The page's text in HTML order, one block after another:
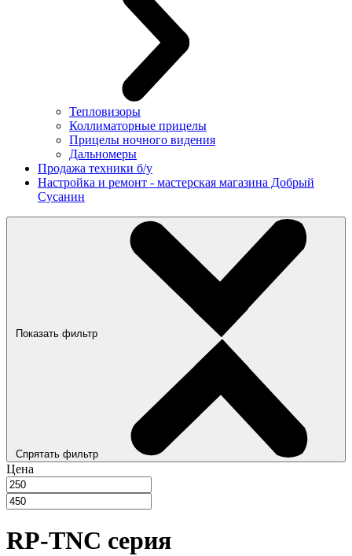
Тепловизоры
Коллиматорные прицелы
Прицелы ночного видения
Дальномеры
Продажа техники б/у
Настройка и ремонт - мастерская магазина Добрый
Сусанин
Показать фильтр
Спрятать фильтр
Цена
RP-TNC серия